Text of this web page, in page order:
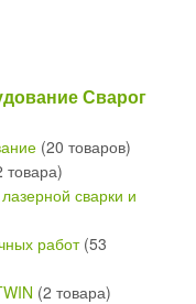
Сварог
(20 товаров)
товара)
сварки и
работ (53
(2 товара)